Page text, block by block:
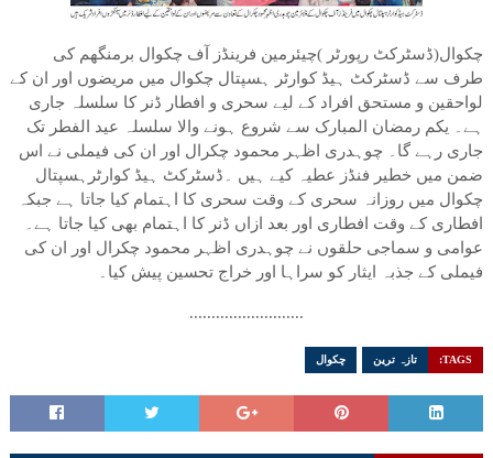
چکوال(ڈسٹرکٹ رپورٹر )چیئرمین فرینڈز آف چکوال برمنگھم کی
طرف سے ڈسٹرکٹ ہیڈ کوارٹر ہسپتال چکوال میں مریضوں اور ان کے
لواحقین و مستحق افراد کے لیے سحری و افطار ڈنر کا سلسلہ جاری
ہے۔ یکم رمضان المبارک سے شروع ہونے والا سلسلہ عید الفطر تک
جاری رہے گا۔ چوہدری اظہر محمود چکرال اور ان کی فیملی نے اس
ضمن میں خطیر فنڈز عطیہ کیے ہیں ۔ڈسٹرکٹ ہیڈ کوارٹرہسپتال
چکوال میں روزانہ سحری کے وقت سحری کا اہتمام کیا جاتا ہے جبکہ
افطاری کے وقت افطاری اور بعد ازاں ڈنر کا اہتمام بھی کیا جاتا ہے۔
عوامی و سماجی حلقوں نے چوہدری اظہر محمود چکرال اور ان کی
فیملی کے جذبہ ایثار کو سراہا اور خراج تحسین پیش کیا۔
..........................
TAGS: تازہ ترین چکوال